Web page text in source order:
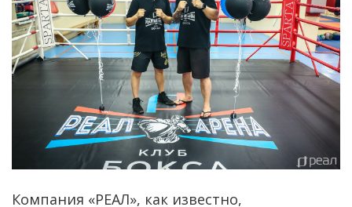
Компания «РЕАЛ», как известно,